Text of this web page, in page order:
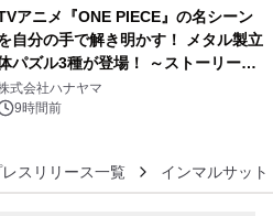
アニメ『ONE PIECE』の名シーン
自分の手で解き明かす！ メタル製立
パズル3種が登場！ ～ストーリーと
ミックが融合した 大人の体験型パズ
が8月7日(金)12時より先行予約受付
式会社ハナヤマ
9時間前
スリリース一覧 インマルサッ